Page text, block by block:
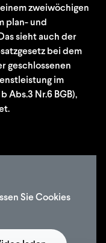
zweiwöchigen
plan- und
sieht auch der
bei dem
geschlossenen
im
Abs.3 Nr.6 BGB),
Sie Cookies